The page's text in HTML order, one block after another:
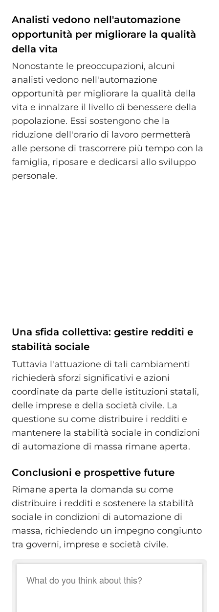
Analisti vedono nell'automazione
opportunità per migliorare la qualità
della vita
Nonostante le preoccupazioni, alcuni
analisti vedono nell'automazione
opportunità per migliorare la qualità della
vita e innalzare il livello di benessere della
popolazione. Essi sostengono che la
riduzione dell'orario di lavoro permetterà
alle persone di trascorrere più tempo con la
famiglia, riposare e dedicarsi allo sviluppo
personale.
Una sfida collettiva: gestire redditi e
stabilità sociale
Tuttavia l'attuazione di tali cambiamenti
richiederà sforzi significativi e azioni
coordinate da parte delle istituzioni statali,
delle imprese e della società civile. La
questione su come distribuire i redditi e
mantenere la stabilità sociale in condizioni
di automazione di massa rimane aperta.
Conclusioni e prospettive future
Rimane aperta la domanda su come
distribuire i redditi e sostenere la stabilità
sociale in condizioni di automazione di
massa, richiedendo un impegno congiunto
tra governi, imprese e società civile.